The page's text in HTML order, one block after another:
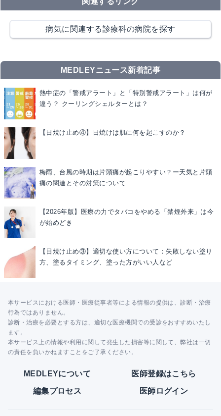
病気に関連する診療科の病院を探す
MEDLEYニュース新着記事
熱中症の「警戒アラート」と「特別警戒アラート」は何が
違う？ クーリングシェルターとは？
【日焼け止め④】日焼けは肌に何を起こすのか？
梅雨、台風の時期は片頭痛が起こりやすい？ー天気と片頭
痛の関連とその対策について
【2026年版】医療の力でタバコをやめる「禁煙外来」は今
が始めどき
【日焼け止め③】適切な使い方について：失敗しない塗り
方、塗るタイミング、塗った方がいい人など
本サービスにおける医師・医療従事者等による情報の提供は、診断・治療
行為ではありません。
診断・治療を必要とする方は、適切な医療機関での受診をおすすめいたし
ます。
本サービス上の情報や利用に関して発生した損害等に関して、弊社は一切
の責任を負いかねますことをご了承ください。
MEDLEYについて 医師登録はこちら
編集プロセス 医師ログイン